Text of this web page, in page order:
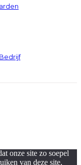
onze site zo soepel
van deze site,